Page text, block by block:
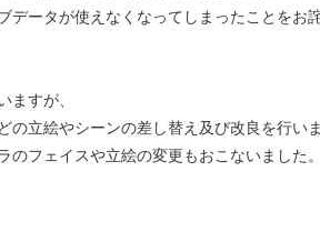
データが使えなくなってしまったことをお
すが、
の立絵やシーンの差し替え及び改良を行い
のフェイスや立絵の変更もおこないました